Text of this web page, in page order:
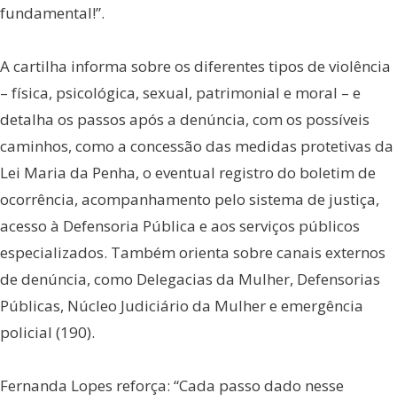
fundamental!”.
A cartilha informa sobre os diferentes tipos de violência
– física, psicológica, sexual, patrimonial e moral – e
detalha os passos após a denúncia, com os possíveis
caminhos, como a concessão das medidas protetivas da
Lei Maria da Penha, o eventual registro do boletim de
ocorrência, acompanhamento pelo sistema de justiça,
acesso à Defensoria Pública e aos serviços públicos
especializados. Também orienta sobre canais externos
de denúncia, como Delegacias da Mulher, Defensorias
Públicas, Núcleo Judiciário da Mulher e emergência
policial (190).
Fernanda Lopes reforça: “Cada passo dado nesse